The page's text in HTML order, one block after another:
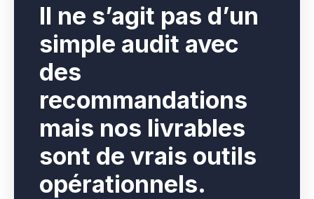
Il ne s’agit pas d’un
simple audit avec
des
recommandations
mais nos livrables
sont de vrais outils
opérationnels.